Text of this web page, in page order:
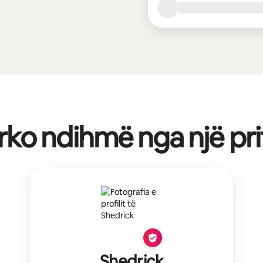
ndihmë nga një